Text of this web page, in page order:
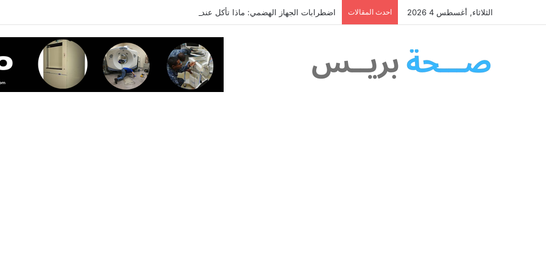
الثلاثاء, أغسطس 4 2026 احدث المقالات اضطرابات الجهاز الهضمي: ماذا تأكل عندما تشعر بألم في معدتك؟